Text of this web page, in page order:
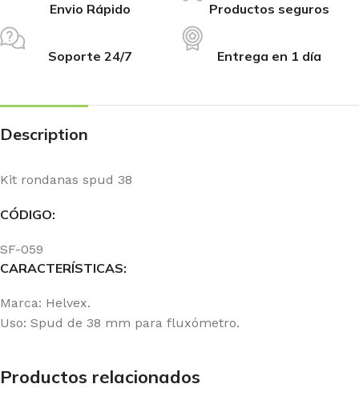
Envio Rápido Productos seguros
Soporte 24/7 Entrega en 1 día
Description
Kit rondanas spud 38
CÓDIGO:
SF-059
CARACTERÍSTICAS:
Marca: Helvex.
Uso: Spud de 38 mm para fluxómetro.
Productos relacionados